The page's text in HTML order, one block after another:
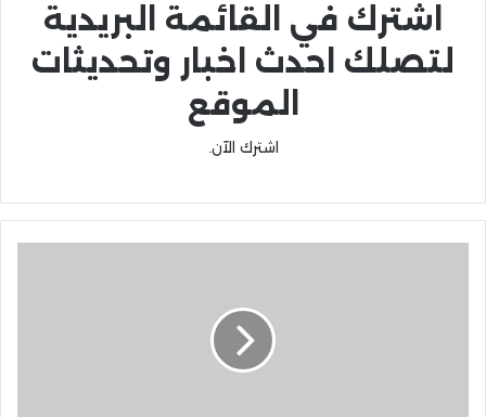
اشترك في القائمة البريدية
لتصلك احدث اخبار وتحديثات
الموقع
اشترك الآن.